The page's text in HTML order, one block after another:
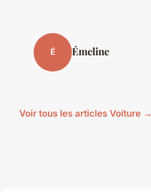
É Émeline
Voir tous les articles Voiture →